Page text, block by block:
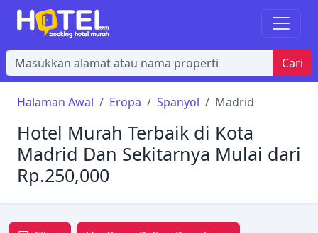
Cari
Halaman Awal Eropa Spanyol Madrid
Hotel Murah Terbaik di Kota
Madrid Dan Sekitarnya Mulai dari
Rp.250,000